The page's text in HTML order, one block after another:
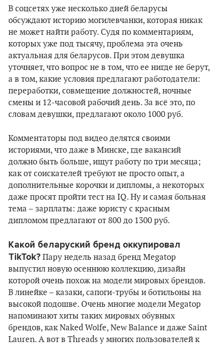
В соцсетях уже несколько дней беларусы
обсуждают историю могилевчанки, которая никак
не может найти работу. Судя по комментариям,
которых уже под тысячу, проблема эта очень
актуальная для беларусов. При этом девушка
уточняет, что вопрос не в том, что ее нигде не берут,
а в том, какие условия предлагают работодатели:
переработки, совмещение должностей, ночные
смены и 12-часовой рабочий день. За всё это, по
словам девушки, предлагают около 1000 руб.
Комментаторы под видео делятся своими
историями, что даже в Минске, где вакансий
должно быть больше, ищут работу по три месяца;
как от соискателей требуют не просто опыт, а
дополнительные корочки и дипломы, а некоторых
даже просят пройти тест на IQ. Ну и самая больная
тема – зарплаты: даже юристу с красным
дипломом предлагают от 800 до 1300 руб.
Какой беларуский бренд оккупировал
TikTok? Пару недель назад бренд Megatop
выпустил новую осеннюю коллекцию, дизайн
которой очень похож на модели мировых брендов.
В линейке – казаки, сапоги-трубы и ботильоны на
высокой подошве. Очень многие модели Megatop
напоминают хиты таких мировых обувных
брендов, как Naked Wolfe, New Balance и даже Saint
Lauren. А вот в Threads у многих пользователей к